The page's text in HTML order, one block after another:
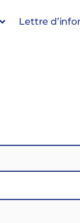
Lettre